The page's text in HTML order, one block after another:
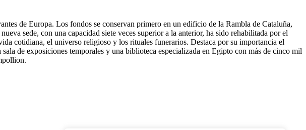
de Europa. Los fondos se conservan primero en un edificio de la Rambla de Cataluña,
sede, con una capacidad siete veces superior a la anterior, ha sido rehabilitada por el
cotidiana, el universo religioso y los rituales funerarios. Destaca por su importancia el
de exposiciones temporales y una biblioteca especializada en Egipto con más de cinco mil